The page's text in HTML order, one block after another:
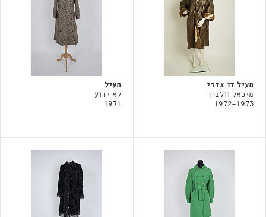
מעיל דו צדדי
מיכאל וולברך
1972-1973
מעיל
לא ידוע
1971